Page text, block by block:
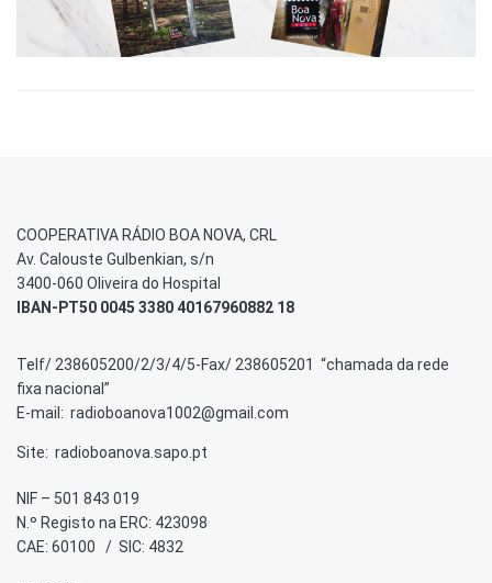
COOPERATIVA RÁDIO BOA NOVA, CRL
Av. Calouste Gulbenkian, s/n
3400-060 Oliveira do Hospital
IBAN-PT50 0045 3380 40167960882 18
Telf/ 238605200/2/3/4/5-Fax/ 238605201 “chamada da rede
fixa nacional”
E-mail: radioboanova1002@gmail.com
Site: radioboanova.sapo.pt
NIF – 501 843 019
N.º Registo na ERC: 423098
CAE: 60100 / SIC: 4832